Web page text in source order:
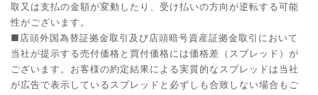
取又は支払の金額が変動したり、受け払いの方向が逆転する可能
性がございます。
■店頭外国為替証拠金取引及び店頭暗号資産証拠金取引において
当社が提示する売付価格と買付価格には価格差（スプレッド）が
ございます。お客様の約定結果による実質的なスプレッドは当社
が広告で表示しているスプレッドと必ずしも合致しない場合もご